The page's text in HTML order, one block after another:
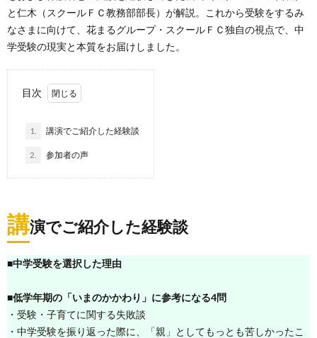
と仁木（スクールＦＣ教務部部長）が解説。これから受験をするみ
なさまに向けて、花まるグループ・スクールＦＣ独自の視点で、中
学受験の現実と本質をお届けしました。
目次
1. 講演でご紹介した経験談
2. 参加者の声
講演でご紹介した経験談
■中学受験を選択した理由
■低学年期の「いまのかかわり」に参考になる4問
・受験・子育てに関する失敗談
・中学受験を振り返った際に、「親」としてもっとも苦しかったこ